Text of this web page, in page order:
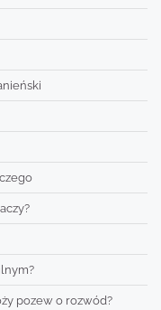
pozew o rozwód?